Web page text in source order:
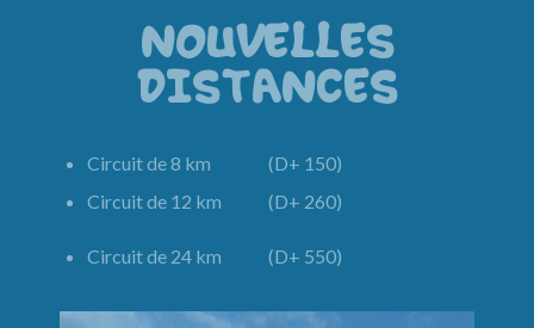
NOUVELLES
DISTANCES
Circuit de 8 km (D+ 150)
Circuit de 12 km (D+ 260)
Circuit de 24 km (D+ 550)